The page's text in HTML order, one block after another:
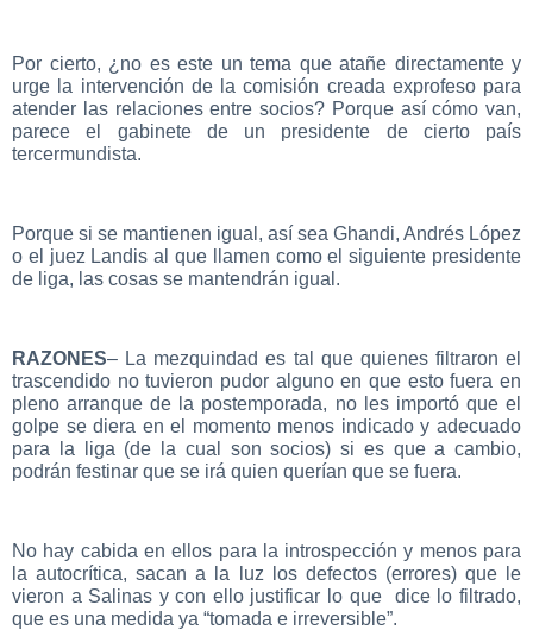
Por cierto, ¿no es este un tema que atañe directamente y
urge la intervención de la comisión creada exprofeso para
atender las relaciones entre socios? Porque así cómo van,
parece el gabinete de un presidente de cierto país
tercermundista.
Porque si se mantienen igual, así sea Ghandi, Andrés López
o el juez Landis al que llamen como el siguiente presidente
de liga, las cosas se mantendrán igual.
RAZONES– La mezquindad es tal que quienes filtraron el
trascendido no tuvieron pudor alguno en que esto fuera en
pleno arranque de la postemporada, no les importó que el
golpe se diera en el momento menos indicado y adecuado
para la liga (de la cual son socios) si es que a cambio,
podrán festinar que se irá quien querían que se fuera.
No hay cabida en ellos para la introspección y menos para
la autocrítica, sacan a la luz los defectos (errores) que le
vieron a Salinas y con ello justificar lo que dice lo filtrado,
que es una medida ya “tomada e irreversible”.